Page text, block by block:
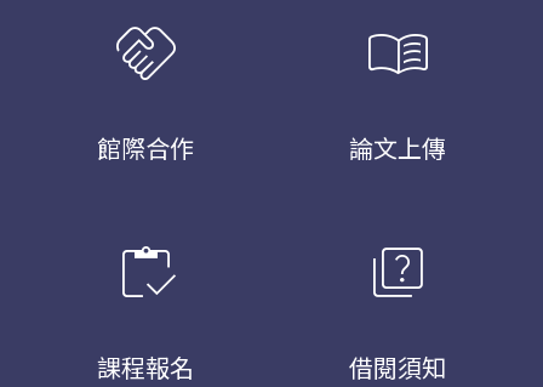
handshake
館際合作
menu_book
論文上傳
inventory
課程報名
quiz
借閱須知